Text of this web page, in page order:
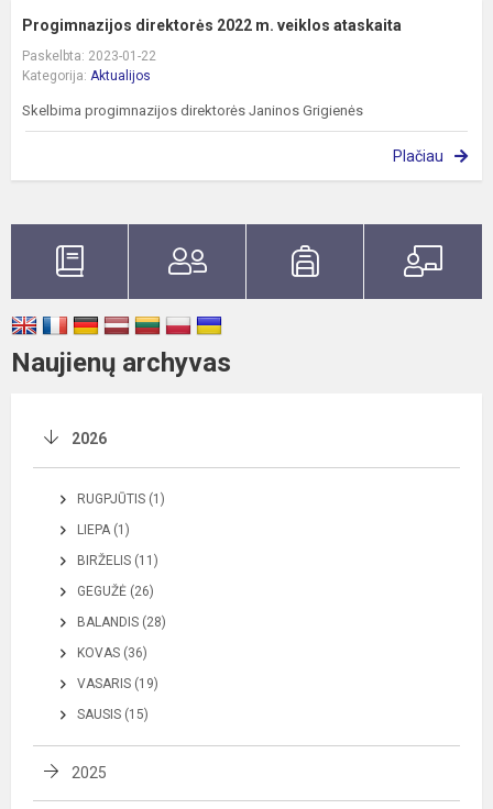
Progimnazijos direktorės 2022 m. veiklos ataskaita
Paskelbta: 2023-01-22
Kategorija: Aktualijos
Skelbima progimnazijos direktorės Janinos Grigienės
Plačiau
Naujienų archyvas
2026
RUGPJŪTIS (1)
LIEPA (1)
BIRŽELIS (11)
GEGUŽĖ (26)
BALANDIS (28)
KOVAS (36)
VASARIS (19)
SAUSIS (15)
2025